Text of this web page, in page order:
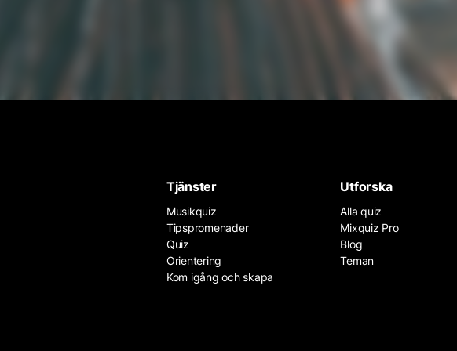
Tjänster
Musikquiz
Tipspromenader
Quiz
Orientering
Kom igång och skapa
Utforska
Alla quiz
Mixquiz Pro
Blog
Teman